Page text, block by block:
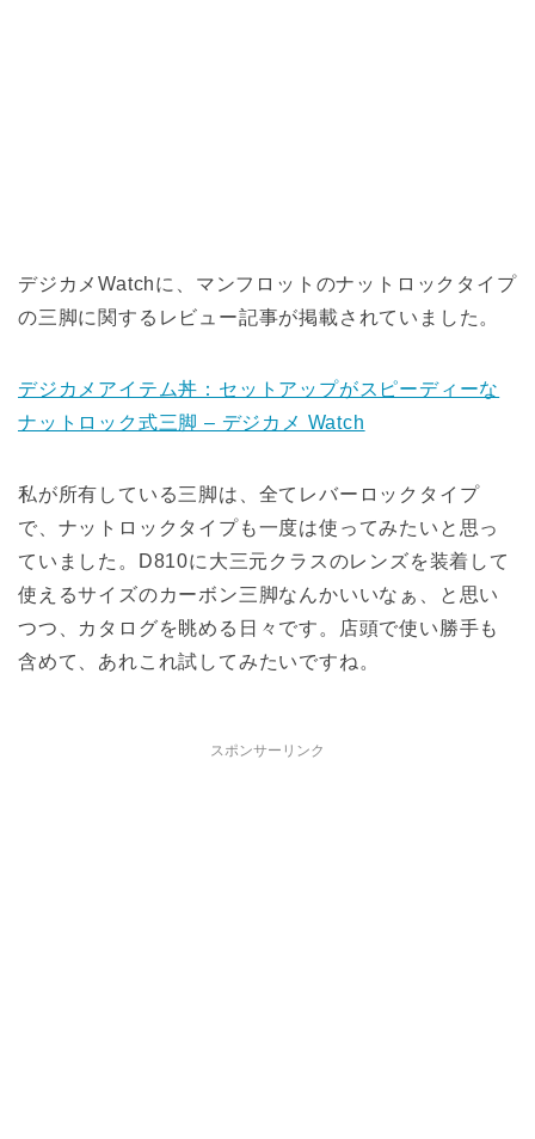
デジカメWatchに、マンフロットのナットロックタイプ
の三脚に関するレビュー記事が掲載されていました。
デジカメアイテム丼：セットアップがスピーディーな
ナットロック式三脚 – デジカメ Watch
私が所有している三脚は、全てレバーロックタイプ
で、ナットロックタイプも一度は使ってみたいと思っ
ていました。D810に大三元クラスのレンズを装着して
使えるサイズのカーボン三脚なんかいいなぁ、と思い
つつ、カタログを眺める日々です。店頭で使い勝手も
含めて、あれこれ試してみたいですね。
スポンサーリンク